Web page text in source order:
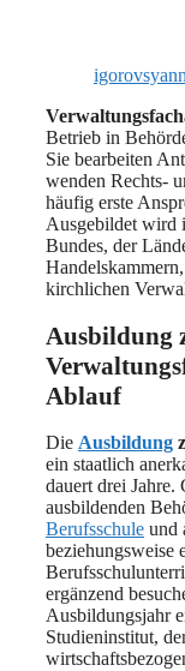
Betrieb in
Sie bearbeiten
wenden Rechts-
häufig erste
Ausgebildet wird
Bundes, der
kirchlichen
Ausbildung
Ablauf
Die Ausbildung
ein staatlich
dauert drei
ausbildenden
Berufsschule und
beziehungsweise
ergänzend
Ausbildungsjahr
Studieninstitut,